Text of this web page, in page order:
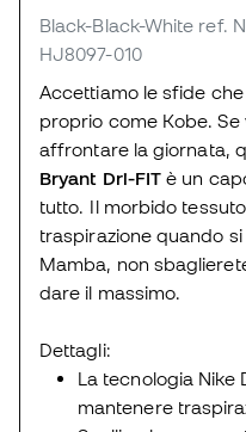
Black-Black-White ref.
HJ8097-010
Accettiamo le sfide
proprio come Kobe.
affrontare la giornata,
Bryant Dri-FIT è un
tutto. Il morbido
traspirazione quando
Mamba, non
dare il massimo.
Dettagli:
La tecnologia Nike
mantenere